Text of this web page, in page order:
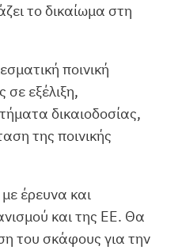
το δικαίωμα στη
ποινική
εξέλιξη,
δικαιοδοσίας,
της ποινικής
έρευνα και
και της ΕΕ. Θα
του σκάφους για την